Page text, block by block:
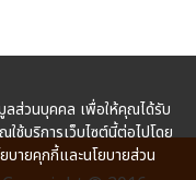
ลส่วนบุคคล เพื่อให้คุณได้รับ
ช้บริการเว็บไซต์นี้ต่อไปโดย
ายคุกกี้และนโยบายส่วน